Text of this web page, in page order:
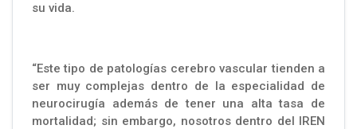
su vida.
“Este tipo de patologías cerebro vascular tienden a
ser muy complejas dentro de la especialidad de
neurocirugía además de tener una alta tasa de
mortalidad; sin embargo, nosotros dentro del IREN